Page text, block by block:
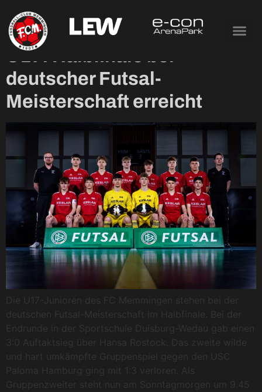
Tag: 15. März 2025
U17: Halbfinale bei
deutscher Futsal-
Meisterschaft erreicht
Die U17-Junioren des FC Memmingen stehen bei der
deutschen Futsal-Meisterschaft im Halbfinale. Bei der
Endrunde in der Sportschule Duisburg-Wedau gab einen
3:0 Auftaktsieg über Hansa Rostock. Das zweite wilde
und hart umkämpfte Gruppenspiel gegen den USC
Paloma Hamburg ging mit 1:3 verloren. Als
Gruppenzweiter steht nun am Sonntagmorgen um 9.45